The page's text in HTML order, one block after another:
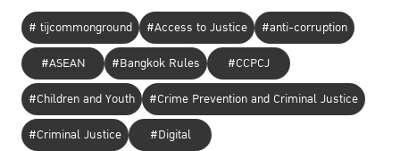
# tijcommonground #Access to Justice
#anti-corruption
#ASEAN
#Bangkok Rules
#CCPCJ
#Children and Youth
#Crime Prevention and Criminal Justice
#Criminal Justice
#Digital